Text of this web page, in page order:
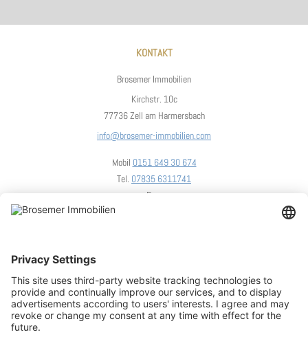
KONTAKT
Brosemer Immobilien
Kirchstr. 10c
77736 Zell am Harmersbach
info@brosemer-immobilien.com
Mobil 0151 649 30 674
Tel. 07835 6311741
Fax.
We need your consent to load the
OpenStreetMap service!